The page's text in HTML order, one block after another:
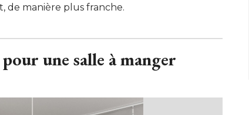
de manière plus franche.
une salle à manger